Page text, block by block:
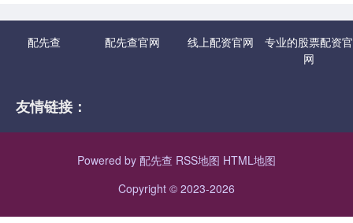
配先查 配先查官网 线上配资官网
专业的股票配资官
网
友情链接：
Powered by 配先查 RSS地图 HTML地图
Copyright © 2023-2026